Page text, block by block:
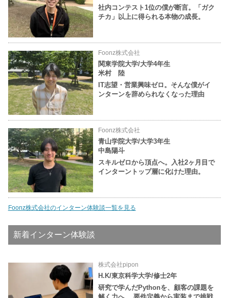
社内コンテスト1位の僕が断言。「ガク
チカ」以上に得られる本物の成長。
Foonz株式会社
関東学院大学/大学4年生
米村 陸
IT志望・営業興味ゼロ。そんな僕がイ
ンターンを辞められなくなった理由
Foonz株式会社
青山学院大学/大学3年生
中島陽斗
スキルゼロから頂点へ。入社2ヶ月目で
インターントップ層に化けた理由。
Foonz株式会社のインターン体験談一覧を見る
新着インターン体験談
株式会社pipon
H.K/東京科学大学/修士2年
研究で学んだPythonを、顧客の課題を